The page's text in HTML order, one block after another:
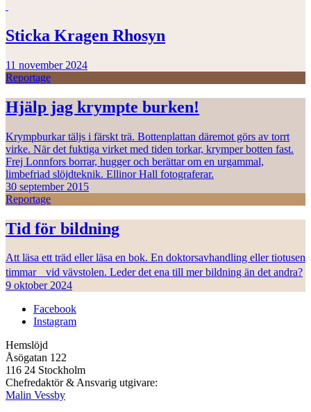
Sticka Kragen Rhosyn
11 november 2024
Reportage
Hjälp jag krympte burken!
Krympburkar täljs i färskt trä. Bottenplattan däremot görs av torrt
virke. När det fuktiga virket med tiden torkar, krymper botten fast.
Frej Lonnfors borrar, hugger och berättar om en urgammal,
limbefriad slöjdteknik. Ellinor Hall fotograferar.
30 september 2015
Reportage
Tid för bildning
Att läsa ett träd eller läsa en bok. En doktorsavhandling eller tiotusen
timmar vid vävstolen. Leder det ena till mer bildning än det andra?
9 oktober 2024
Facebook
Instagram
Hemslöjd
Åsögatan 122
116 24 Stockholm
Chefredaktör & Ansvarig utgivare:
Malin Vessby